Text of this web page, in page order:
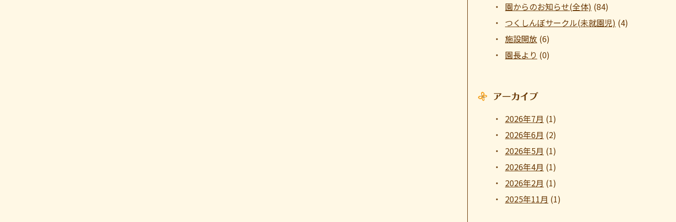
園からのお知らせ(全体) (84)
つくしんぼサークル(未就園児) (4)
施設開放 (6)
園長より (0)
アーカイブ
2026年7月 (1)
2026年6月 (2)
2026年5月 (1)
2026年4月 (1)
2026年2月 (1)
2025年11月 (1)